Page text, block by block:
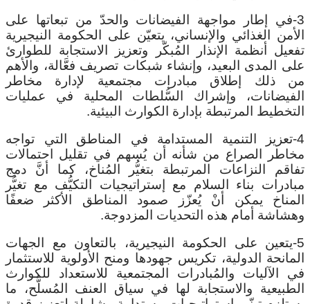
3-في إطار مواجهة الفيضانات والحدّ من تبعاتها على
الأمن الغذائي والإنساني، يتعيّن على الحكومة النيجيرية
تفعيل أنظمة الإنذار المُبكّر وتعزيز الاستجابة للطوارئ
على المدى البعيد، وإنشاء شبكات تصريف فعَّالة، والأهم
من ذلك إطلاق مبادرات مجتمعية لإدارة مخاطر
الفيضانات، وإشراك السُّلطات المحلية في عمليات
التخطيط المرتبطة بإدارة الكوارث البيئية.
4-تعزيز التنمية المستدامة في المناطق التي تواجه
مخاطر الصراع من شأنه أن يُسهم في تقليل احتمالات
تفاقم النزاعات المرتبطة بتغيُّر المُناخ، كما أنَّ دمج
مبادرات بناء السلام مع إستراتيجيات التكيُّف مع تغيُّر
المناخ يمكن أنْ يُعزّز صمود المناطق الأكثر ضعفًا
وهشاشة أمام هذه التحديات المزدوجة.
5-يتعين على الحكومة النيجيرية، بالتعاون مع الجهات
المانحة الدولية، تكريس جهودها ومنح الأولوية للاستثمار
في الآليات والمُبادرات المجتمعية للاستعداد للكوارث
الطبيعية والاستجابة لها في سياق العنف المُسلَّح، ما